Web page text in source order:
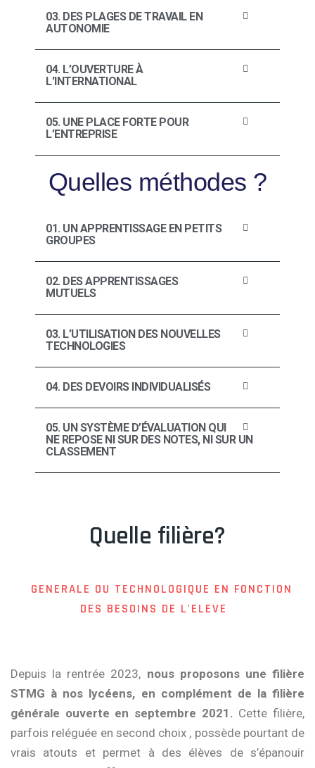
03. DES PLAGES DE TRAVAIL EN
AUTONOMIE
04. L’OUVERTURE À
L'INTERNATIONAL
05. UNE PLACE FORTE POUR
L’ENTREPRISE
Quelles méthodes ?
01. UN APPRENTISSAGE EN PETITS
GROUPES
02. DES APPRENTISSAGES
MUTUELS
03. L’UTILISATION DES NOUVELLES
TECHNOLOGIES
04. DES DEVOIRS INDIVIDUALISÉS
05. UN SYSTÈME D’ÉVALUATION QUI
NE REPOSE NI SUR DES NOTES, NI SUR UN
CLASSEMENT
Quelle filière?
GENERALE OU TECHNOLOGIQUE EN FONCTION
DES BESOINS DE L'ELEVE
Depuis la rentrée 2023, nous proposons une filière
STMG à nos lycéens, en complément de la filière
générale ouverte en septembre 2021. Cette filière,
parfois reléguée en second choix , possède pourtant de
vrais atouts et permet à des élèves de s’épanouir